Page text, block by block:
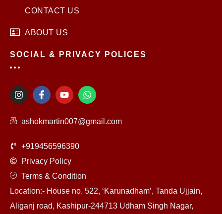
CONTACT US
ABOUT US
SOCIAL & PRIVACY POLICES
I
n
a
m
F
a
b
o
k
-
Y
o
t
u
e
W
h
s
ashokmartin007@gmail.com
+919456596390
Privacy Policy
Terms & Condition
Location:- House no. 522, ‘Karunadham’, Tanda Ujjain,
Aliganj road, Kashipur-244713 Udham Singh Nagar,